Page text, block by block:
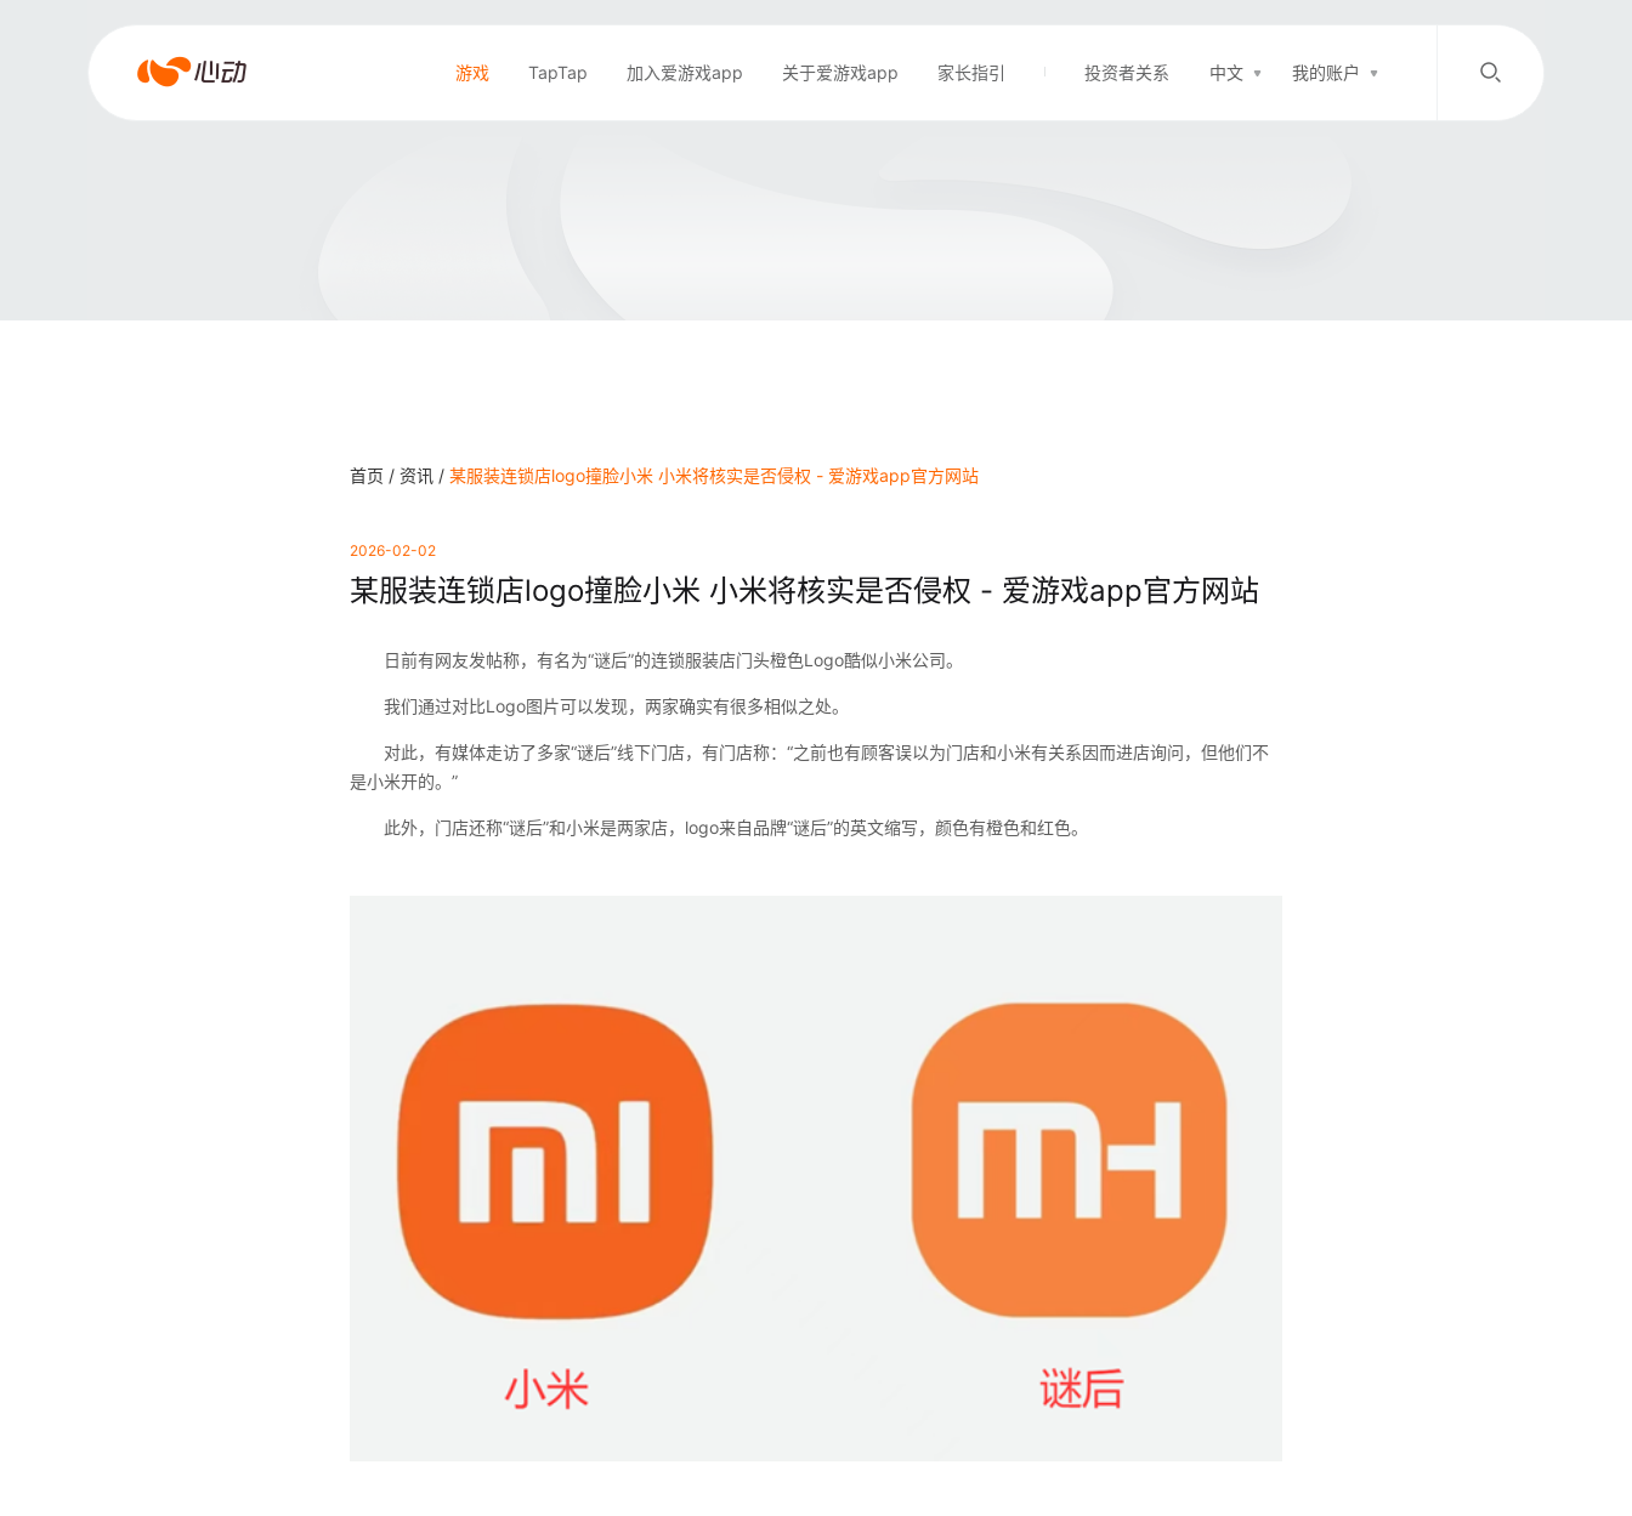
爱
游戏 TapTap 加入爱游戏app 关于爱游戏app 家长指引 投资者关系 中文 我的账户
/
首页 / 资讯 / 某服装连锁店logo撞脸小米 小米将核实是否侵权 - 爱游戏app官方网站
2026-02-02
某服装连锁店logo撞脸小米 小米将核实是否侵权 - 爱游戏app官方网站
日前有网友发帖称，有名为“谜后”的连锁服装店门头橙色Logo酷似小米公司。
我们通过对比Logo图片可以发现，两家确实有很多相似之处。
对此，有媒体走访了多家“谜后”线下门店，有门店称：“之前也有顾客误以为门店和小米有关系因而进店询问，但他们不
是小米开的。”
此外，门店还称“谜后”和小米是两家店，logo来自品牌“谜后”的英文缩写，颜色有橙色和红色。